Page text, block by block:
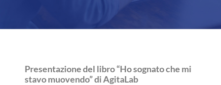
Presentazione del libro “Ho sognato che mi
stavo muovendo” di AgitaLab